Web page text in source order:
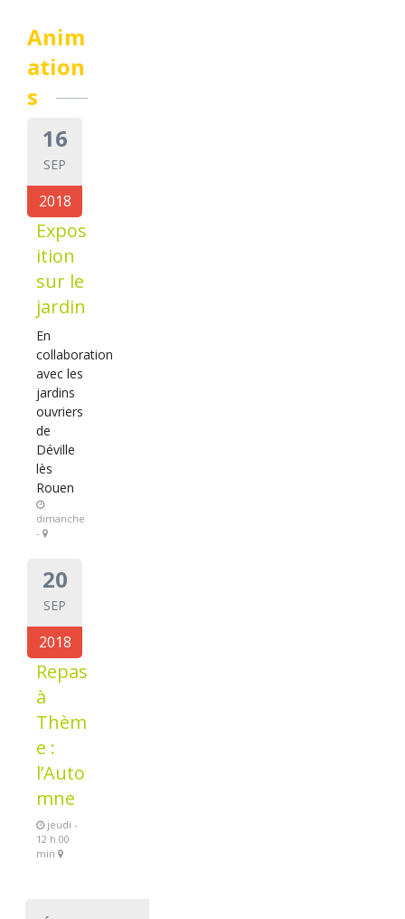
Anim
ation
s
16
SEP
2018
Expos
ition
sur le
jardin
En
collaboration
avec les
jardins
ouvriers
de
Déville
lès
Rouen
dimanche
-
20
SEP
2018
Repas
à
Thèm
e :
l’Auto
mne
jeudi -
12 h 00
min